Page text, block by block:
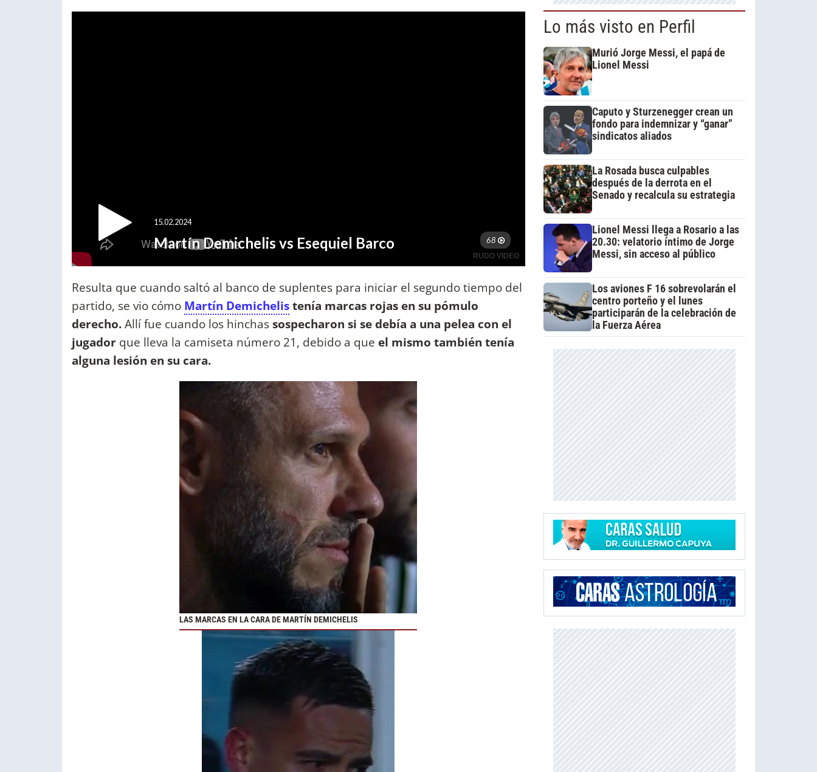
Resulta que cuando saltó al banco de suplentes para iniciar el segundo tiempo del
partido, se vio cómo Martín Demichelistenía marcas rojas en su pómulo
derecho.Allí fue cuando los hinchassospecharon si se debía a una pelea con el
jugador que lleva la camiseta número 21, debido a que el mismo también tenía
alguna lesión en su cara.
LAS MARCAS EN LA CARA DE MARTÍN DEMICHELIS
Lo más visto en Perfil
Murió Jorge Messi, el papá de
Lionel Messi
Caputo y Sturzenegger crean un
fondo para indemnizar y “ganar”
sindicatos aliados
La Rosada busca culpables
después de la derrota en el
Senado y recalcula su estrategia
Lionel Messi llega a Rosario a las
20.30: velatorio íntimo de Jorge
Messi, sin acceso al público
Los aviones F 16 sobrevolarán el
centro porteño y el lunes
participarán de la celebración de
la Fuerza Aérea